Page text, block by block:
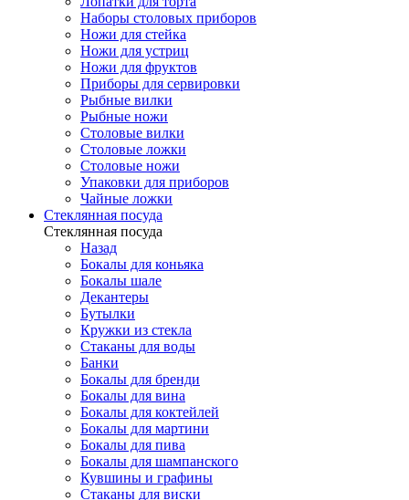
Наборы столовых приборов
Ножи для стейка
Ножи для устриц
Ножи для фруктов
Приборы для сервировки
Рыбные вилки
Рыбные ножи
Столовые вилки
Столовые ложки
Столовые ножи
Упаковки для приборов
Чайные ложки
Стеклянная посуда
Стеклянная посуда
Назад
Бокалы для коньяка
Бокалы шале
Декантеры
Бутылки
Кружки из стекла
Стаканы для воды
Банки
Бокалы для бренди
Бокалы для вина
Бокалы для коктейлей
Бокалы для мартини
Бокалы для пива
Бокалы для шампанского
Кувшины и графины
Стаканы для виски